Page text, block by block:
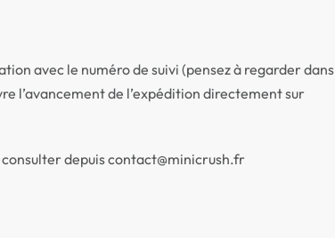
avec le numéro de suivi (pensez à regarder dans
l’avancement de l’expédition directement sur
depuis contact@minicrush.fr